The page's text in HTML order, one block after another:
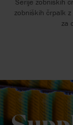
zobniških črpalk
za